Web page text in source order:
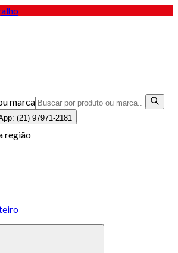
marca
(21) 97971-2181
região